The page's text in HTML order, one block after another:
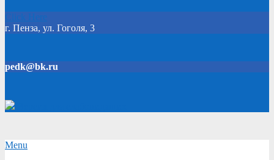
Click Here
г. Пенза, ул. Гоголя, 3
pedk@bk.ru
Secondary
Menu